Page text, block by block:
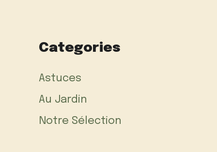
Categories
Astuces
Au Jardin
Notre Sélection